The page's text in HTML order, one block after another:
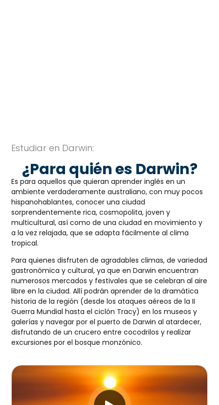
Estudiar en Darwin:
¿Para quién es Darwin?
Es para aquellos que quieran aprender inglés en un
ambiente verdaderamente australiano, con muy pocos
hispanohablantes, conocer una ciudad
sorprendentemente rica, cosmopolita, joven y
multicultural, así como de una ciudad en movimiento y
a la vez relajada, que se adapta fácilmente al clima
tropical.
Para quienes disfruten de agradables climas, de variedad
gastronómica y cultural, ya que en Darwin encuentran
numerosos mercados y festivales que se celebran al aire
libre en la ciudad. Allí podrán aprender de la dramática
historia de la región (desde los ataques aéreos de la II
Guerra Mundial hasta el ciclón Tracy) en los museos y
galerías y navegar por el puerto de Darwin al atardecer,
disfrutando de un crucero entre cocodrilos y realizar
excursiones por el bosque monzónico.